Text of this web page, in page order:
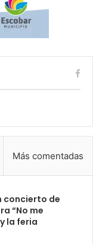
Más comentadas
concierto de
“No me
la feria